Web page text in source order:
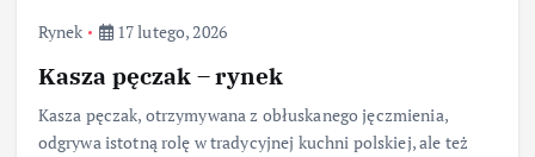
Rynek 17 lutego, 2026
Kasza pęczak – rynek
Kasza pęczak, otrzymywana z obłuskanego jęczmienia,
odgrywa istotną rolę w tradycyjnej kuchni polskiej, ale też